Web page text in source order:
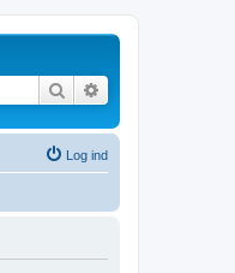
Søg
Log ind